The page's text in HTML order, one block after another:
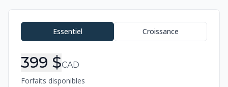
Informations de commande
Essentiel Croissance
399 $CAD
Forfaits disponibles